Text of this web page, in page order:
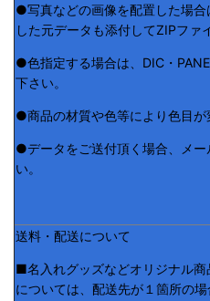
●写真などの画像を配置した場
した元データも添付してZIPファ
●色指定する場合は、DIC・
下さい。
●商品の材質や色等により色目が
●データをご送付頂く場合、メー
い。
送料・配送について
■名入れグッズなどオリジナル
については、配送先が１箇所の